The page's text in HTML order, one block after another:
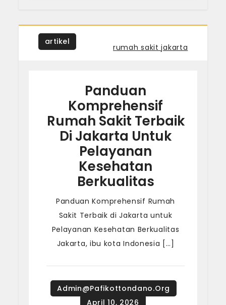
artikel
Taggedrumah sakit jakarta
Panduan
Komprehensif
Rumah Sakit Terbaik
Di Jakarta Untuk
Pelayanan
Kesehatan
Berkualitas
Panduan Komprehensif Rumah
Sakit Terbaik di Jakarta untuk
Pelayanan Kesehatan Berkualitas
Jakarta, ibu kota Indonesia […]